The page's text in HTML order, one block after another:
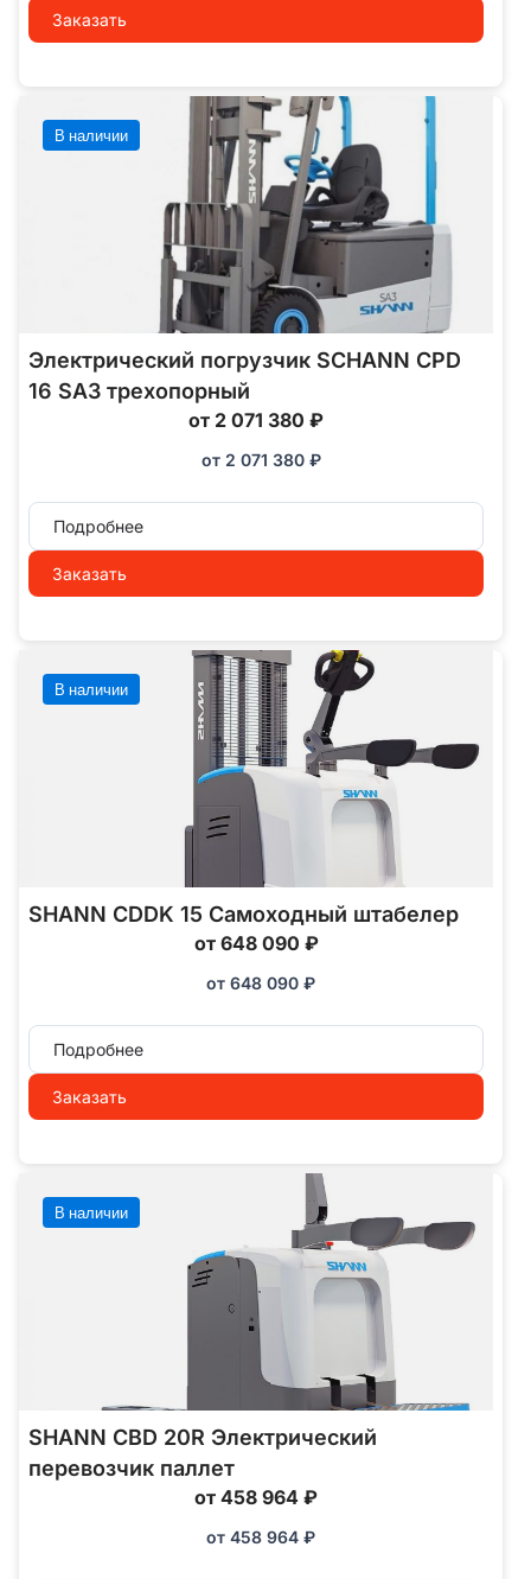
Заказать
В наличии
Электрический погрузчик SCHANN CPD
16 SA3 трехопорный
от 2 071 380 ₽
от 2 071 380 ₽
Подробнее
Заказать
В наличии
SHANN CDDK 15 Самоходный штабелер
от 648 090 ₽
от 648 090 ₽
Подробнее
Заказать
В наличии
SHANN CBD 20R Электрический
перевозчик паллет
от 458 964 ₽
от 458 964 ₽